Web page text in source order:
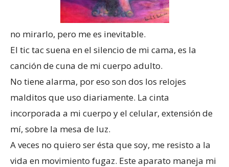
no mirarlo, pero me es inevitable.
El tic tac suena en el silencio de mi cama, es la
canción de cuna de mi cuerpo adulto.
No tiene alarma, por eso son dos los relojes
malditos que uso diariamente. La cinta
incorporada a mi cuerpo y el celular, extensión de
mí, sobre la mesa de luz.
A veces no quiero ser ésta que soy, me resisto a la
vida en movimiento fugaz. Este aparato maneja mi